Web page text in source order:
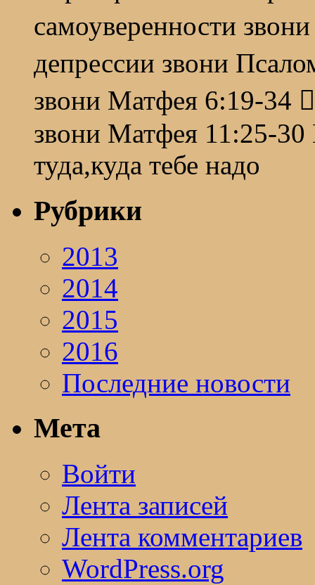
самоуверенности
депрессии звони
звони Матфея 6:19-34
звони Матфея 11:25-30
туда,куда тебе надо
Рубрики
2013
2014
2015
2016
Последние новости
Мета
Войти
Лента записей
Лента комментариев
WordPress.org